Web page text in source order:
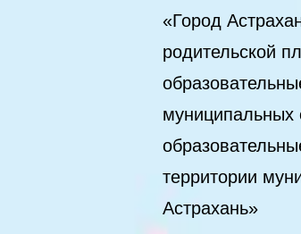
«Город
родительской
муниципальных
территории
Астрахань»